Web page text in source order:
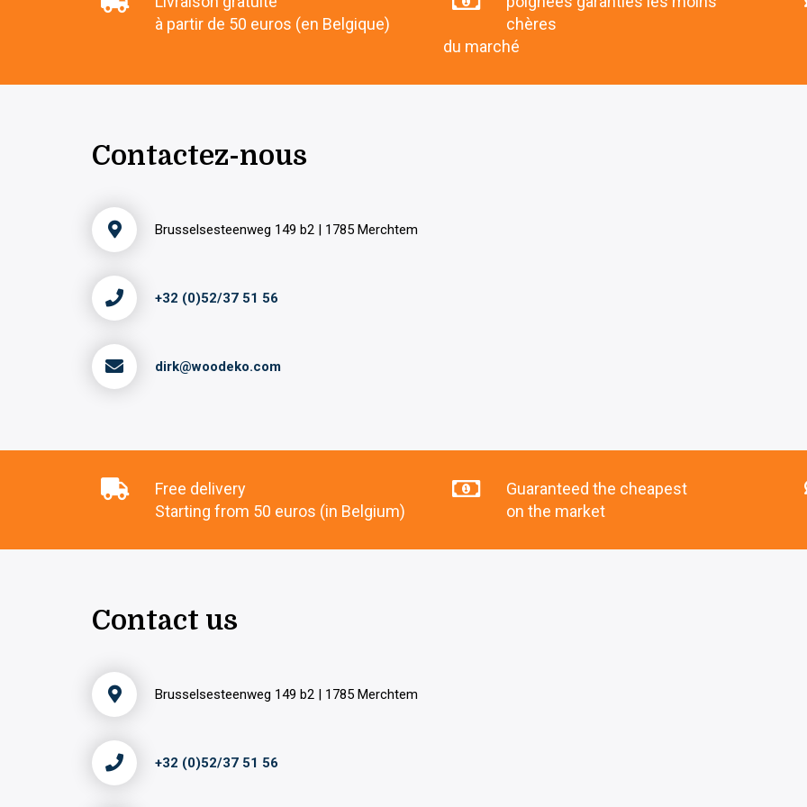
à partir de 50 euros (en Belgique)
chères
du marché
Contactez-nous
Brusselsesteenweg 149 b2 | 1785 Merchtem
+32 (0)52/37 51 56
dirk@woodeko.com
Free delivery
Starting from 50 euros (in Belgium)
Guaranteed the cheapest
on the market
Contact us
Brusselsesteenweg 149 b2 | 1785 Merchtem
+32 (0)52/37 51 56